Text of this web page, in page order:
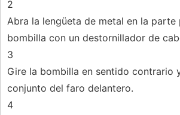
2
Abra la lengüeta de metal en la parte
bombilla con un destornillador de
3
Gire la bombilla en sentido contrario
conjunto del faro delantero.
4